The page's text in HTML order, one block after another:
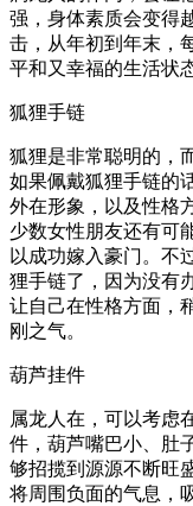
强，身体素质会变得
击，从年初到年末，
平和又幸福的生活状
狐狸手链
狐狸是非常聪明的，
如果佩戴狐狸手链的
外在形象，以及性格
少数女性朋友还有可
以成功嫁入豪门。不
狸手链了，因为没有
让自己在性格方面，
刚之气。
葫芦挂件
属龙人在，可以考虑
件，葫芦嘴巴小、肚
够招揽到源源不断旺
将周围负面的气息，